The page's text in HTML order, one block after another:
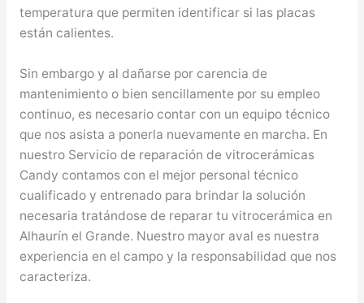
temperatura que permiten identificar si las placas
están calientes.
Sin embargo y al dañarse por carencia de
mantenimiento o bien sencillamente por su empleo
continuo, es necesario contar con un equipo técnico
que nos asista a ponerla nuevamente en marcha. En
nuestro Servicio de reparación de vitrocerámicas
Candy contamos con el mejor personal técnico
cualificado y entrenado para brindar la solución
necesaria tratándose de reparar tu vitrocerámica en
Alhaurín el Grande. Nuestro mayor aval es nuestra
experiencia en el campo y la responsabilidad que nos
caracteriza.